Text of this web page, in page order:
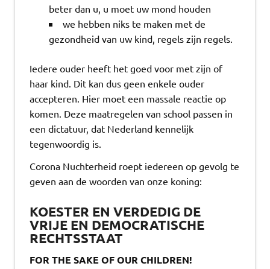
beter dan u, u moet uw mond houden
we hebben niks te maken met de
gezondheid van uw kind, regels zijn regels.
Iedere ouder heeft het goed voor met zijn of
haar kind. Dit kan dus geen enkele ouder
accepteren. Hier moet een massale reactie op
komen. Deze maatregelen van school passen in
een dictatuur, dat Nederland kennelijk
tegenwoordig is.
Corona Nuchterheid roept iedereen op gevolg te
geven aan de woorden van onze koning:
KOESTER EN VERDEDIG DE
VRIJE EN DEMOCRATISCHE
RECHTSSTAAT
FOR THE SAKE OF OUR CHILDREN!